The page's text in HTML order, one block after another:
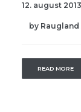
12. august 2013
by
READ MORE